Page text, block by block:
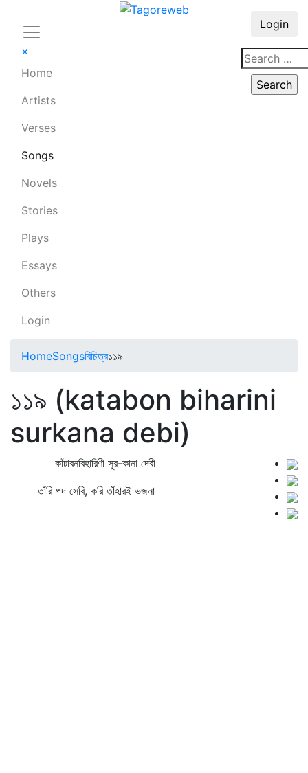
×
Home
Artists
Verses
Songs
Novels
Stories
Plays
Essays
Others
Login
Login
HomeSongsবিচিত্র১১৯
১১৯ (katabon biharini
surkana debi)
কাঁটাবনবিহারিণী সুর-কানা দেবী
তাঁরি পদ সেবি, করি তাঁহারই ভজনা